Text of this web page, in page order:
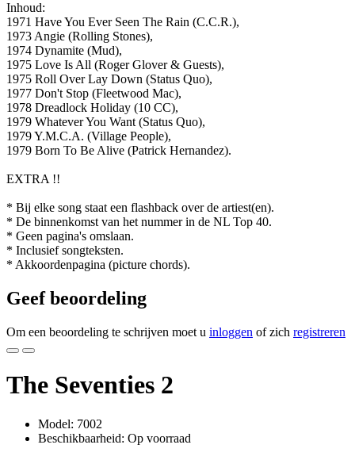
Inhoud:
1971 Have You Ever Seen The Rain (C.C.R.),
1973 Angie (Rolling Stones),
1974 Dynamite (Mud),
1975 Love Is All (Roger Glover & Guests),
1975 Roll Over Lay Down (Status Quo),
1977 Don't Stop (Fleetwood Mac),
1978 Dreadlock Holiday (10 CC),
1979 Whatever You Want (Status Quo),
1979 Y.M.C.A. (Village People),
1979 Born To Be Alive (Patrick Hernandez).
EXTRA !!
* Bij elke song staat een flashback over de artiest(en).
* De binnenkomst van het nummer in de NL Top 40.
* Geen pagina's omslaan.
* Inclusief songteksten.
* Akkoordenpagina (picture chords).
Geef beoordeling
Om een beoordeling te schrijven moet u inloggen of zich registreren
The Seventies 2
Model: 7002
Beschikbaarheid: Op voorraad